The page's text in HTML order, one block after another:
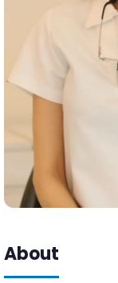
About